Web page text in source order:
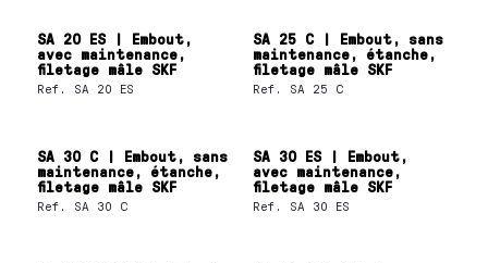
SA 20 ES | Embout,
avec maintenance,
filetage mâle SKF
Ref. SA 20 ES
SA 25 C | Embout, sans
maintenance, étanche,
filetage mâle SKF
Ref. SA 25 C
SA 30 C | Embout, sans
maintenance, étanche,
filetage mâle SKF
Ref. SA 30 C
SA 30 ES | Embout,
avec maintenance,
filetage mâle SKF
Ref. SA 30 ES